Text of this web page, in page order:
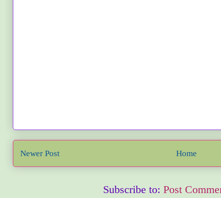
Newer Post Home
Subscribe to: Post